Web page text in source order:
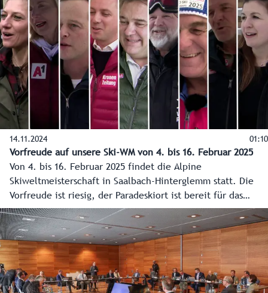
Pewny hat sich bei einem Lokalaugenschein Ende Oktober
2024 vom professionellen Angebot von Rainbows
überzeugt. Das Land unterstützt den Verein 2024 mit rund
105.000 Euro.
14.11.2024 01:10
Vorfreude auf unsere Ski-WM von 4. bis 16. Februar 2025
Von 4. bis 16. Februar 2025 findet die Alpine
Skiweltmeisterschaft in Saalbach-Hinterglemm statt. Die
Vorfreude ist riesig, der Paradeskiort ist bereit für das
Großereignis.